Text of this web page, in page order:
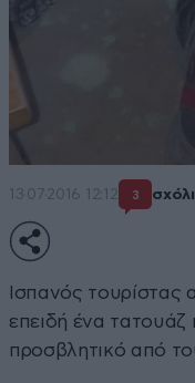
13·07·2016 12:12 3
Ισπανός
επειδή ένα τατουάζ
προσβλητικό από